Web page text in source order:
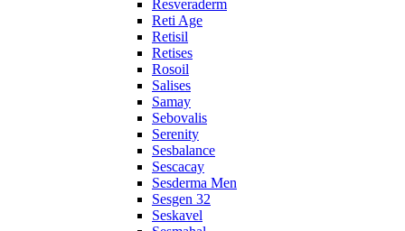
Resveraderm
Reti Age
Retisil
Retises
Rosoil
Salises
Samay
Sebovalis
Serenity
Sesbalance
Sescacay
Sesderma Men
Sesgen 32
Seskavel